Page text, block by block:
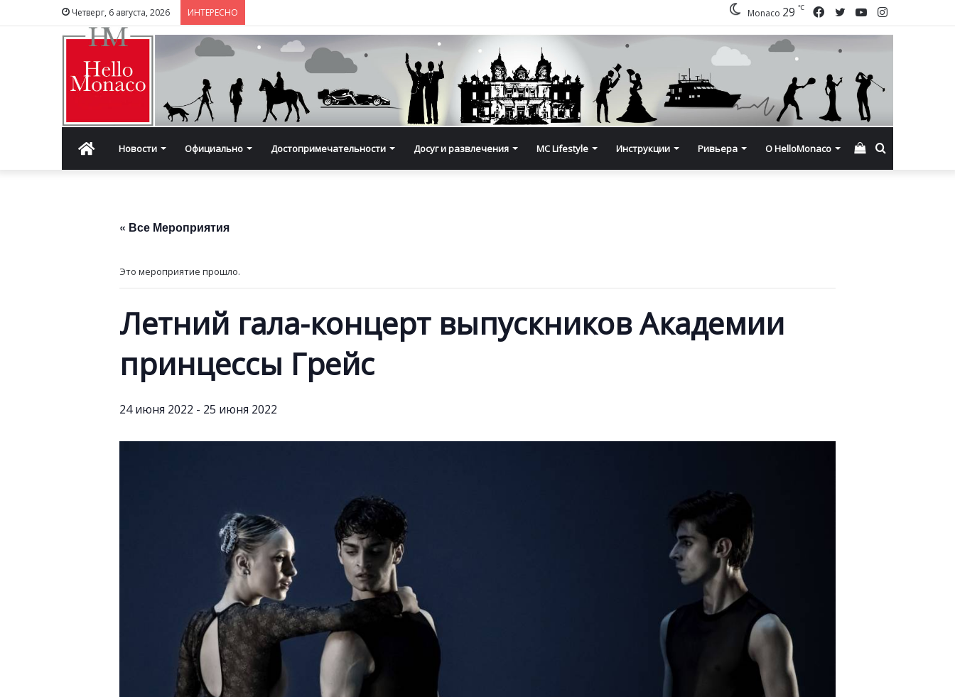
Четверг, 6 августа, 2026 ИНТЕРЕСНО Instagram
YouTube
Twitter
Facebook
Monaco 29 ℃
ГлавнаяНовости Официально Достопримечательности Досуг и развлечения MC Lifestyle Инструкции Ривьера О HelloMonaco Смотреть
« Все Мероприятия
Это мероприятие прошло.
Летний гала-концерт выпускников Академии
принцессы Грейс
24 июня 2022 - 25 июня 2022